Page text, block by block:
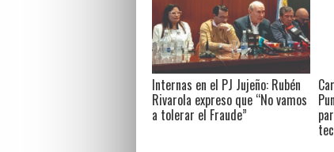
Internas en el PJ Jujeño: Rubén
Rivarola expreso que “No vamos
a tolerar el Fraude”